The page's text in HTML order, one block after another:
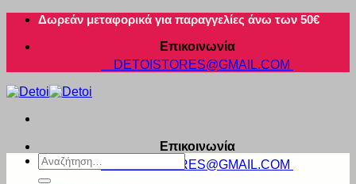
Μετάβαση
περιεχόμενο
Δωρεάν μεταφορικά για παραγγελίες άνω των 50€
Επικοινωνία
DETOISTORES@GMAIL.COM
Επικοινωνία
DETOISTORES@GMAIL.COM
Αναζήτηση
για: